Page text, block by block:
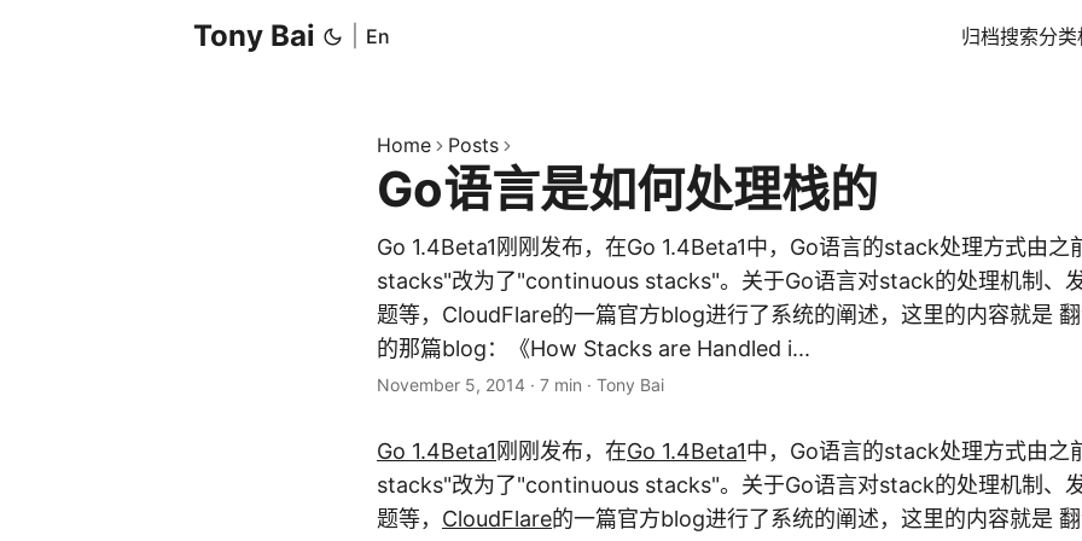
Tony Bai En 归档搜索分类
Home Posts
Go语言是如何处理栈的
Go 1.4Beta1刚刚发布，在Go 1.4Beta1中，Go语言的stack处理方式由
stacks"改为了"continuous stacks"。关于Go语言对stack的处理机制、
题等，CloudFlare的一篇官方blog进行了系统的阐述，这里的内容就是
的那篇blog：《How Stacks are Handled i...
November 5, 2014 · 7 min · Tony Bai
Go 1.4Beta1 刚刚发布，在Go 1.4Beta1中，Go语言的stack处理方式由之
stacks"改为了"continuous stacks"。关于Go语言对stack的处理机制、
题等， CloudFlare的一篇官方blog进行了系统的阐述，这里的内容就是